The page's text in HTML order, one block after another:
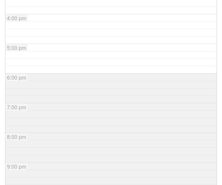
4:00 pm
5:00 pm
6:00 pm
7:00 pm
8:00 pm
9:00 pm